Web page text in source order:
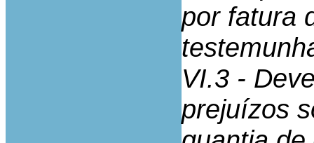
por fatura
VI.3 -
prejuízos